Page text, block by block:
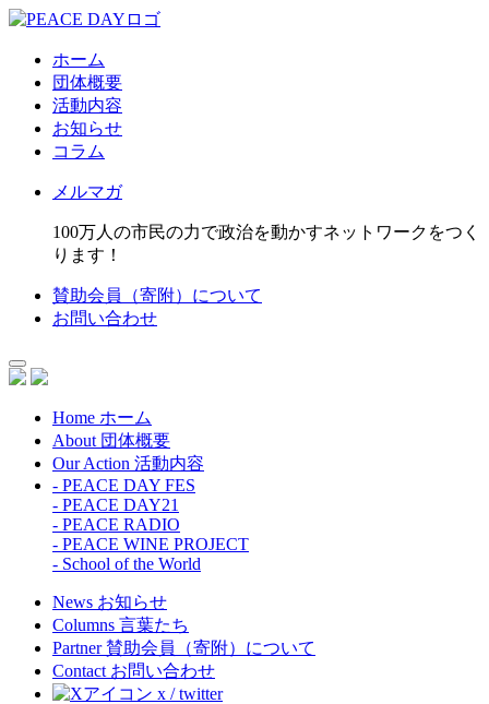
ホーム
団体概要
活動内容
お知らせ
コラム
メルマガ
100万人の市民の力で政治を動かすネットワークをつく
ります！
賛助会員（寄附）について
お問い合わせ
Home ホーム
About 団体概要
Our Action 活動内容
- PEACE DAY FES
- PEACE DAY21
- PEACE RADIO
- PEACE WINE PROJECT
- School of the World
News お知らせ
Columns 言葉たち
Partner 賛助会員（寄附）について
Contact お問い合わせ
x / twitter